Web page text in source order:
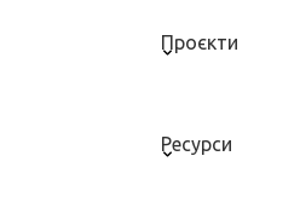
Проєкти
Ресурси